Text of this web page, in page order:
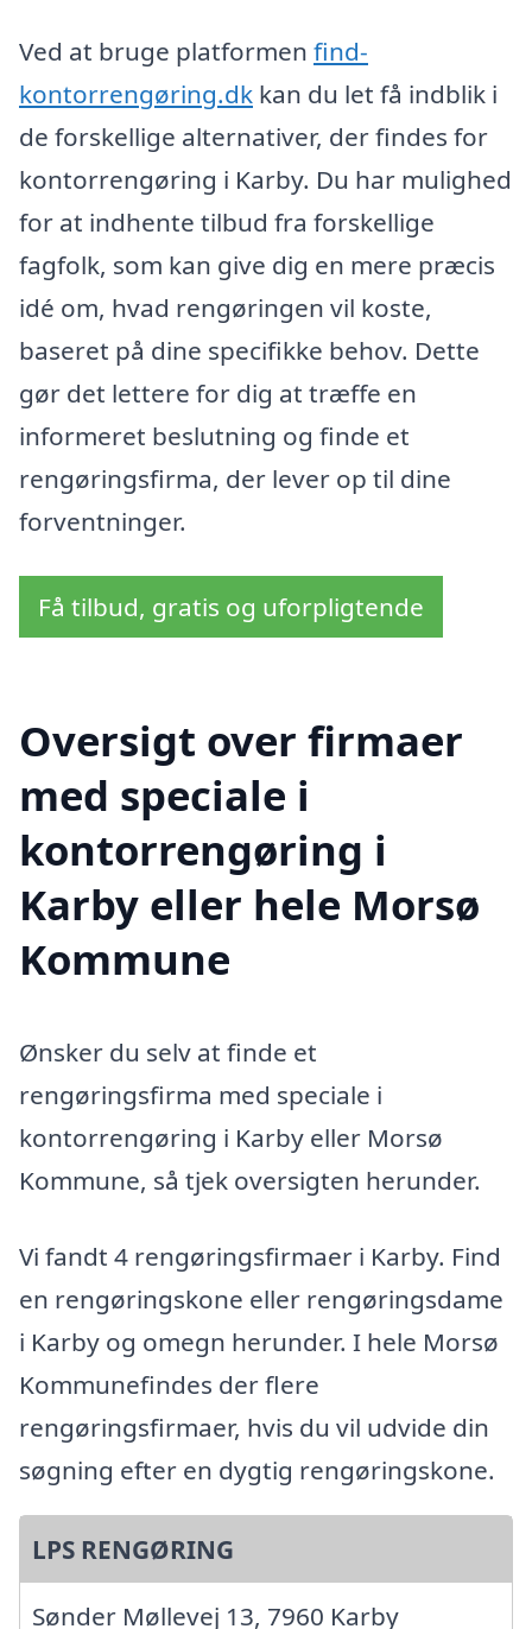
Ved at bruge platformen find-
kontorrengøring.dk kan du let få indblik i
de forskellige alternativer, der findes for
kontorrengøring i Karby. Du har mulighed
for at indhente tilbud fra forskellige
fagfolk, som kan give dig en mere præcis
idé om, hvad rengøringen vil koste,
baseret på dine specifikke behov. Dette
gør det lettere for dig at træffe en
informeret beslutning og finde et
rengøringsfirma, der lever op til dine
forventninger.
Få tilbud, gratis og uforpligtende
Oversigt over firmaer
med speciale i
kontorrengøring i
Karby eller hele Morsø
Kommune
Ønsker du selv at finde et
rengøringsfirma med speciale i
kontorrengøring i Karby eller Morsø
Kommune, så tjek oversigten herunder.
Vi fandt 4 rengøringsfirmaer i Karby. Find
en rengøringskone eller rengøringsdame
i Karby og omegn herunder. I hele Morsø
Kommunefindes der flere
rengøringsfirmaer, hvis du vil udvide din
søgning efter en dygtig rengøringskone.
LPS RENGØRING
Sønder Møllevej 13, 7960 Karby